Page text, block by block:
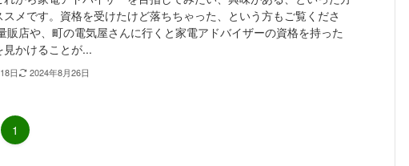
スメです。資格を受けたけど落ちちゃった、という方もご覧くださ
販店や、町の電気屋さんに行くと家電アドバイザーの資格を持った
見かけることが...
日 2024年8月26日
1